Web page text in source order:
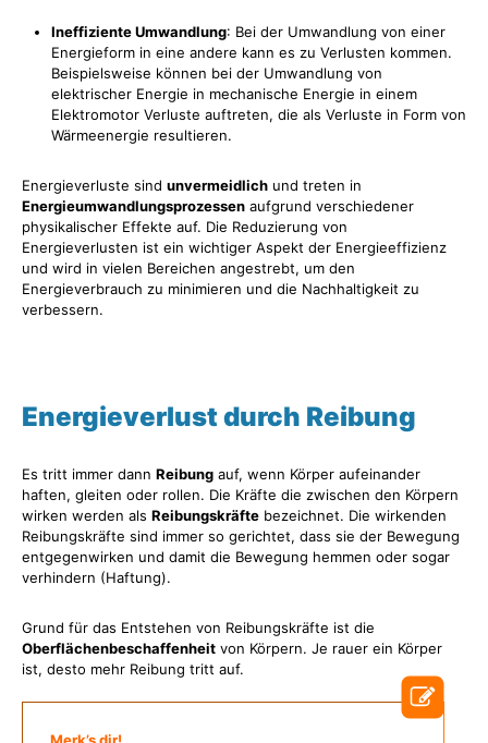
Ineffiziente Umwandlung: Bei der Umwandlung von einer
Energieform in eine andere kann es zu Verlusten kommen.
Beispielsweise können bei der Umwandlung von
elektrischer Energie in mechanische Energie in einem
Elektromotor Verluste auftreten, die als Verluste in Form von
Wärmeenergie resultieren.
Energieverluste sind unvermeidlich und treten in
Energieumwandlungsprozessen aufgrund verschiedener
physikalischer Effekte auf. Die Reduzierung von
Energieverlusten ist ein wichtiger Aspekt der Energieeffizienz
und wird in vielen Bereichen angestrebt, um den
Energieverbrauch zu minimieren und die Nachhaltigkeit zu
verbessern.
Energieverlust durch Reibung
Es tritt immer dann Reibung auf, wenn Körper aufeinander
haften, gleiten oder rollen. Die Kräfte die zwischen den Körpern
wirken werden als Reibungskräfte bezeichnet. Die wirkenden
Reibungskräfte sind immer so gerichtet, dass sie der Bewegung
entgegenwirken und damit die Bewegung hemmen oder sogar
verhindern (Haftung).
Grund für das Entstehen von Reibungskräfte ist die
Oberflächenbeschaffenheit von Körpern. Je rauer ein Körper
ist, desto mehr Reibung tritt auf.